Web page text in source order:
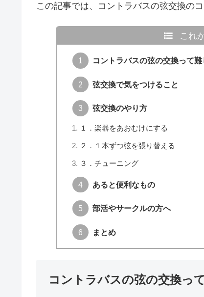
この記事では、コントラバスの弦交換の
これ
コントラバスの弦の交換って
弦交換で気をつけること
弦交換のやり方
１．楽器をあおむけにする
２．１本ずつ弦を張り替える
３．チューニング
あると便利なもの
部活やサークルの方へ
まとめ
コントラバスの弦の交換っ